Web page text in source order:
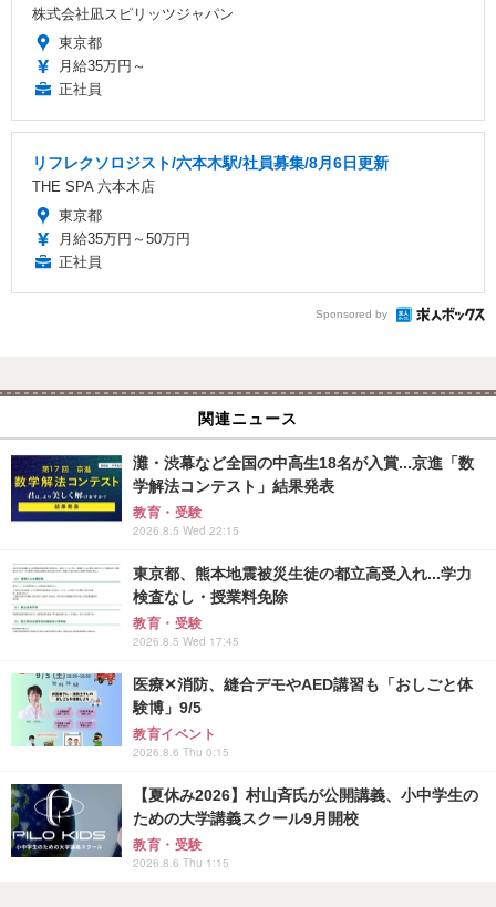
株式会社凪スピリッツジャパン
東京都
月給35万円～
正社員
リフレクソロジスト/六本木駅/社員募集/8月6日更新
THE SPA 六本木店
東京都
月給35万円～50万円
正社員
Sponsored by
関連ニュース
灘・渋幕など全国の中高生18名が入賞...京進「数
学解法コンテスト」結果発表
教育・受験
2026.8.5 Wed 22:15
東京都、熊本地震被災生徒の都立高受入れ...学力
検査なし・授業料免除
教育・受験
2026.8.5 Wed 17:45
医療✕消防、縫合デモやAED講習も「おしごと体
験博」9/5
教育イベント
2026.8.6 Thu 0:15
【夏休み2026】村山斉氏が公開講義、小中学生の
ための大学講義スクール9月開校
教育・受験
2026.8.6 Thu 1:15